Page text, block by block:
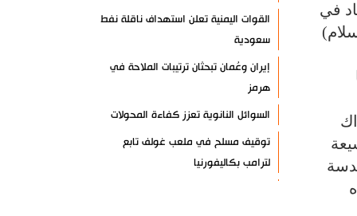
في
القوات اليمنية تعلن استهداف ناقلة نفط
سعودية
إيران وعُمان تبحثان ترتيبات الملاحة في
هرمز
السوائل النانوية تعزز كفاءة المحولات
توقيف مسلح في ملعب غولف تابع
لترامب بكاليفورنيا